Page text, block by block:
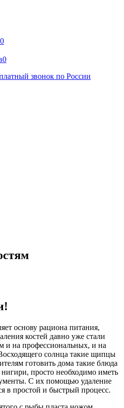
0
0
звонок по России
основу рациона питания,
костей давно уже стали
и на профессиональных, и на
солнца такие щипцы
готовить дома такие блюда
просто необходимо иметь
С их помощью удаление
в простой и быстрый процесс.